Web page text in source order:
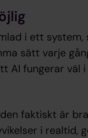
i ett
sätt varje
AI fungerar väl
faktiskt är
i realtid,